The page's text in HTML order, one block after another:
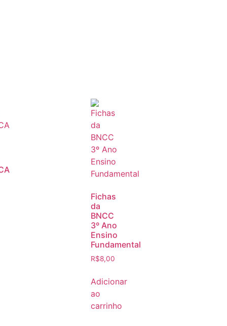
Fichas
da
BNCC
3º Ano
Ensino
Fundamental
R$8,00
Adicionar
ao
carrinho